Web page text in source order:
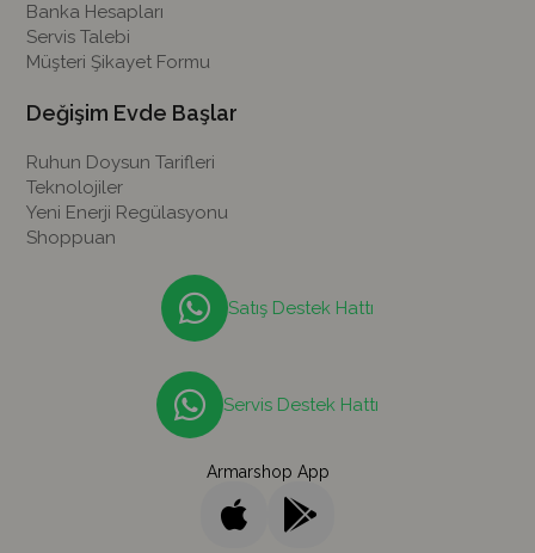
Banka Hesapları
Servis Talebi
Müşteri Şikayet Formu
Değişim Evde Başlar
Ruhun Doysun Tarifleri
Teknolojiler
Yeni Enerji Regülasyonu
Shoppuan
Satış Destek Hattı
Servis Destek Hattı
Armarshop App